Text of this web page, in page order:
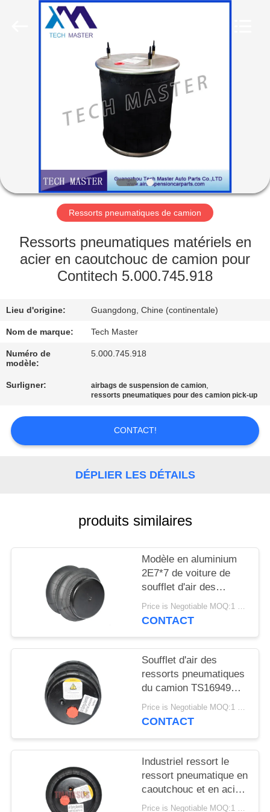
PRODUITS
À
PROPOS
DE
NOUS
DE
L'USINE
DE
QUALITÉ
NOUS
CONTACTER
DEMANDER
UN DEVIS
SITE
INTIMITÉ
POLITIQUE
Ressorts pneumatiques de camion
Ressorts pneumatiques matériels en
acier en caoutchouc de camion pour
Contitech 5.000.745.918
Lieu d'origine: Guangdong, Chine (continentale)
Nom de marque: Tech Master
Numéro de
modèle:
5.000.745.918
Surligner: airbags de suspension de camion,
ressorts pneumatiques pour des camion pick-up
CONTACT!
DÉPLIER LES DÉTAILS
produits similaires
Modèle en aluminium
2E7*7 de voiture de
soufflet d'air des
ressorts pneumatiques
de camion 2S120-17
Price is Negotiable MOQ:1 PC
CONTACT
Soufflet d'air des
ressorts pneumatiques
du camion TS16949
2S2300 2E2300
Price is Negotiable MOQ:1 PC
CONTACT
Industriel ressort le
ressort pneumatique en
caoutchouc et en acier
de 2E6*6 2S70-13
Price is Negotiable MOQ:1 PC